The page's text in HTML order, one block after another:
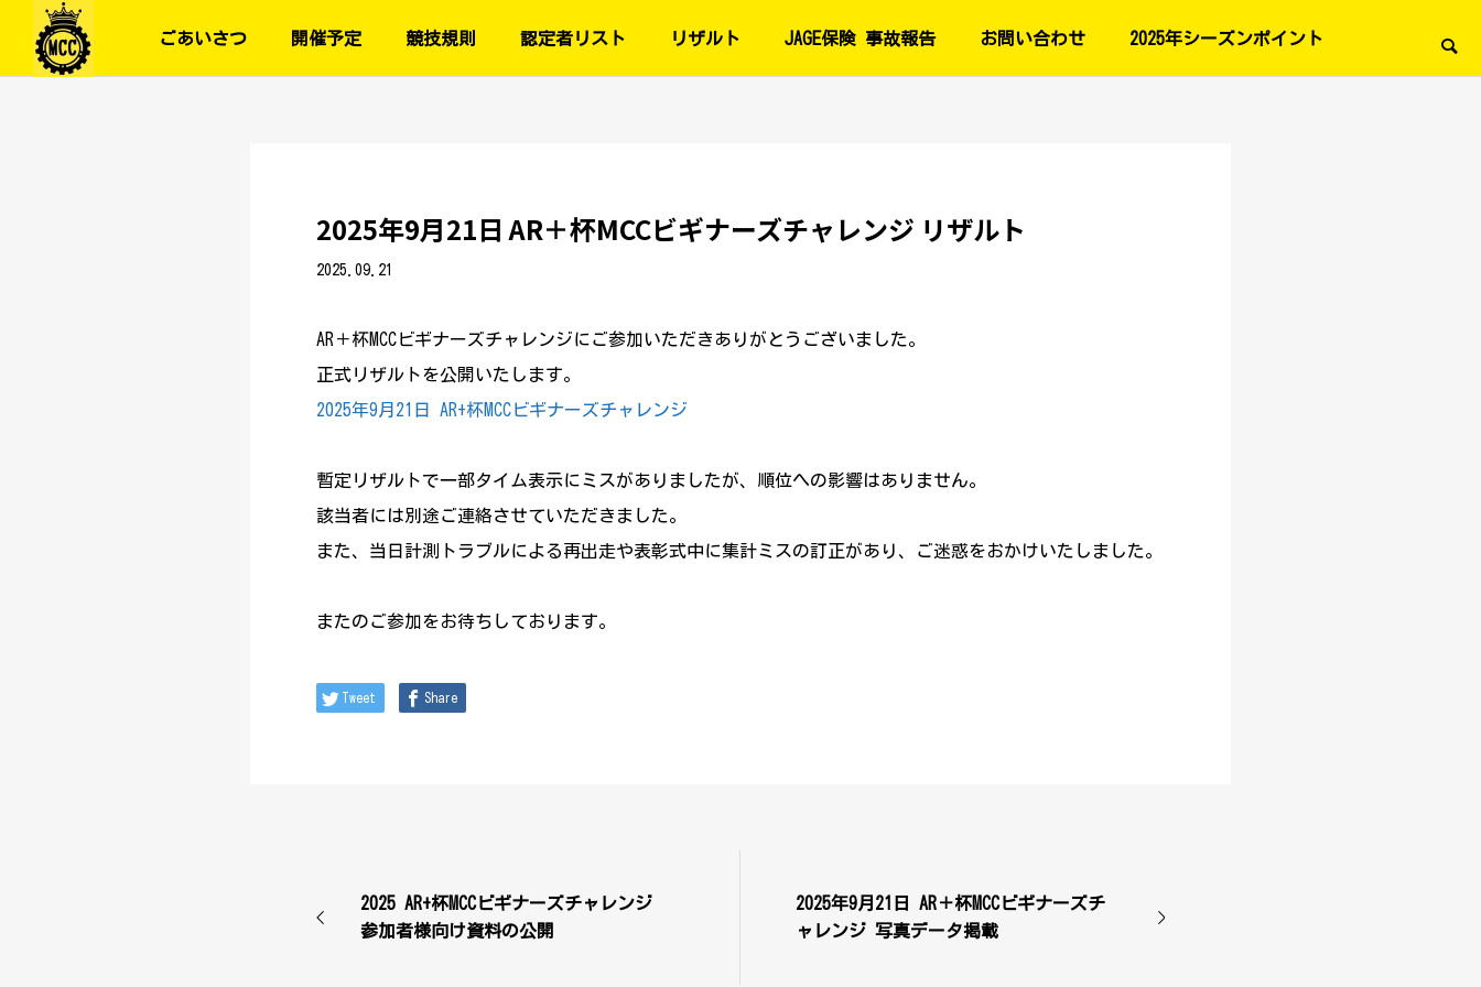
ごあいさつ 開催予定 競技規則 認定者リスト リザルト JAGE保険 事故報告 お問い合わせ 2025年シーズンポイント
2025年9月21日 AR＋杯MCCビギナーズチャレンジ リザルト
2025.09.21
AR＋杯MCCビギナーズチャレンジにご参加いただきありがとうございました。
正式リザルトを公開いたします。
2025年9月21日 AR+杯MCCビギナーズチャレンジ
暫定リザルトで一部タイム表示にミスがありましたが、順位への影響はありません。
該当者には別途ご連絡させていただきました。
また、当日計測トラブルによる再出走や表彰式中に集計ミスの訂正があり、ご迷惑をおかけいたしました。
またのご参加をお待ちしております。
Tweet Share
2025 AR+杯MCCビギナーズチャレンジ
参加者様向け資料の公開
2025年9月21日 AR＋杯MCCビギナーズチ
ャレンジ 写真データ掲載